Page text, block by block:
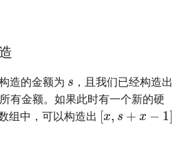
节
造的金额为
，且我们已经构造出
有金额。如果此时有一个新的硬
组中，可以构造出
[x s+ x−1]